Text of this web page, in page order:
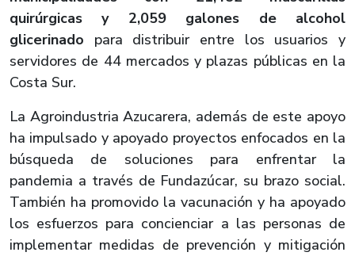
quirúrgicas y 2,059 galones de alcohol
glicerinado para distribuir entre los usuarios y
servidores de 44 mercados y plazas públicas en la
Costa Sur.
La Agroindustria Azucarera, además de este apoyo
ha impulsado y apoyado proyectos enfocados en la
búsqueda de soluciones para enfrentar la
pandemia a través de Fundazúcar, su brazo social.
También ha promovido la vacunación y ha apoyado
los esfuerzos para concienciar a las personas de
implementar medidas de prevención y mitigación